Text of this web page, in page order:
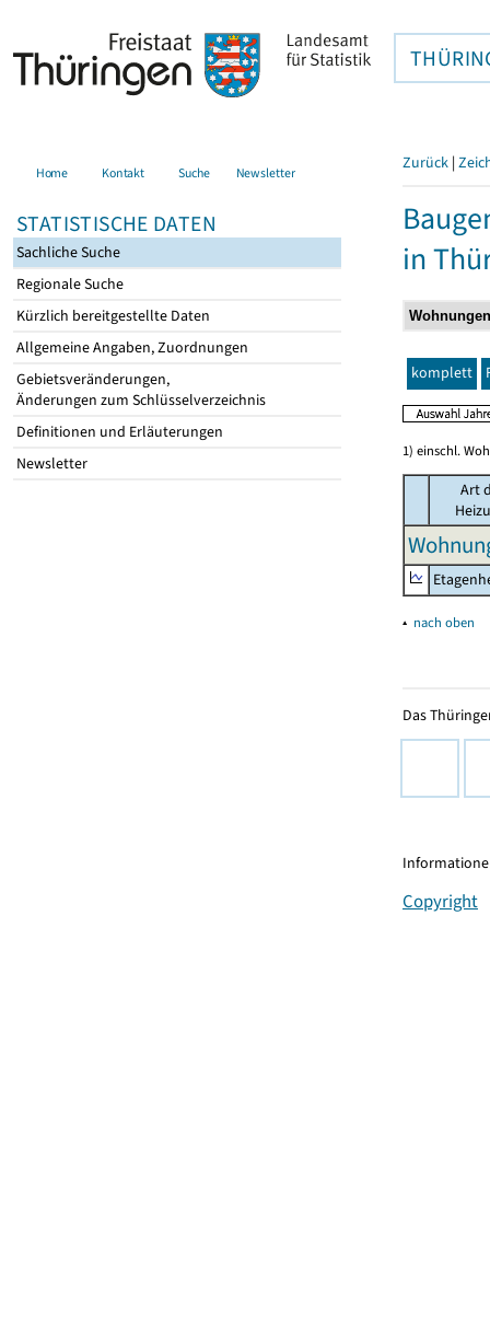
Home Kontakt Suche Newsletter
STATISTISCHE DATEN
Sachliche Suche
Regionale Suche
Kürzlich bereitgestellte Daten
Allgemeine Angaben, Zuordnungen
Gebietsveränderungen,
Änderungen zum Schlüsselverzeichnis
Definitionen und Erläuterungen
Newsletter
Zurück |
in
komplett
1) einschl.
Art
▴ nach oben
Das
Copyright